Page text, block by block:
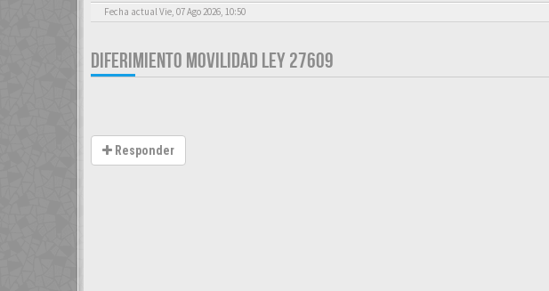
Fecha actual Vie, 07 Ago 2026, 10:50
DIFERIMIENTO MOVILIDAD LEY 27609
Responder